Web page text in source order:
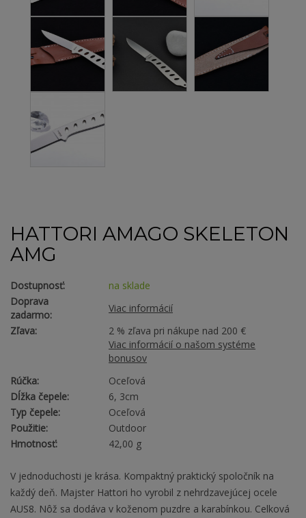
HATTORI AMAGO SKELETON
AMG
Dostupnosť:
na sklade
Doprava
zadarmo:
Viac informácií
Zľava:
2 % zľava pri nákupe nad 200 €
Viac informácií o našom systéme
bonusov
Rúčka:
Oceľová
Dĺžka čepele:
6, 3cm
Typ čepele:
Oceľová
Použitie:
Outdoor
Hmotnosť:
42,00 g
V jednoduchosti je krása. Kompaktný praktický spoločník na
každý deň. Majster Hattori ho vyrobil z nehrdzavejúcej ocele
AUS8. Nôž sa dodáva v koženom puzdre a karabínkou. Celková